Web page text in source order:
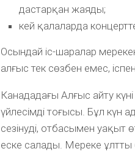
дастарқан жаяды;
кей қалаларда
Осындай іс-шаралар
алғыс тек сөзбен емес, іспен
Канададағы Алғыс айту
үйлесімді тоғысы. Бұл күн
сезінуді, отбасымен уақыт
еске салады. Мереке ұлтты